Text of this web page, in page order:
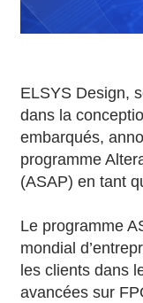
ELSYS Design,
dans la
embarqués,
programme
(ASAP) en tant
Le programme
mondial
les clients dans
avancées sur